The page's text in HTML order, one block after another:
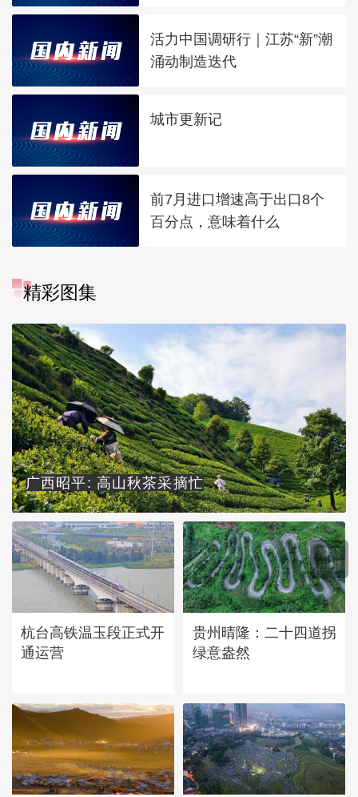
活力中国调研行｜江苏“新”潮
涌动制造迭代
城市更新记
前7月进口增速高于出口8个
百分点，意味着什么
精彩图集
广西昭平: 高山秋茶采摘忙
杭台高铁温玉段正式开
通运营
贵州晴隆：二十四道拐
绿意盎然